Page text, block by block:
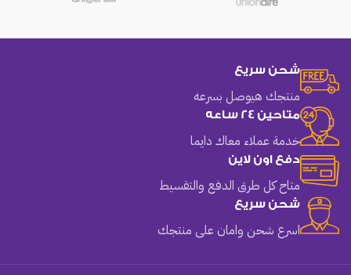
شحن سريع
منتجك هيوصل بسرعه
متاحين 24 ساعه
خدمة عملاء معاك دايما
دفع اون لاين
متاح كل طرق الدفع والتقسيط
شحن سريع
اسرع شحن وامان على منتجك